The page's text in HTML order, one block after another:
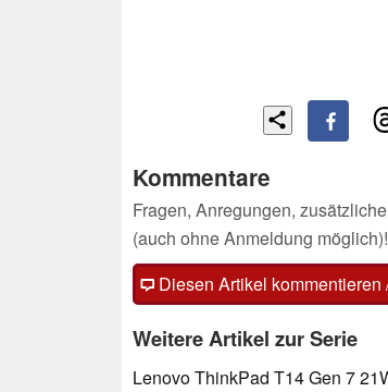
Kommentare
Fragen, Anregungen,
(auch ohne Anmeldung möglich)!
Diesen Artikel kommentieren
Weitere Artikel zur Serie
Lenovo ThinkPad T14 Gen 7